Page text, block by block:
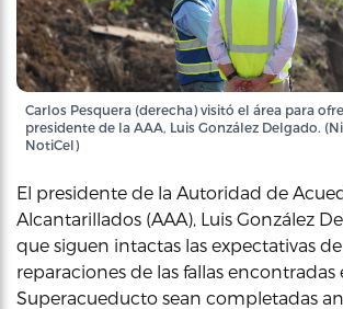
Carlos Pesquera (derecha) visitó el área para
presidente de la AAA, Luis González Delgado.
NotiCel)
El presidente de la Autoridad de
Alcantarillados (AAA), Luis González
que siguen intactas las expectativas
reparaciones de las fallas encontradas
Superacueducto sean completadas